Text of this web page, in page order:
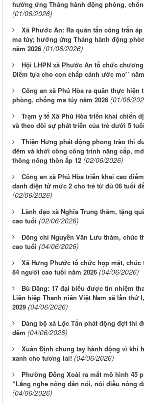
hưởng ứng Tháng hành động phòng,
(01/06/2026)
Xã Phước An: Ra quân tấn công trấn
ma túy; hưởng ứng Tháng hành động
năm 2026 (01/06/2026)
Hội LHPN xã Phước An tổ chức
Điểm tựa cho con chắp cánh ước mơ”
Công an xã Phú Hòa ra quân thực hiện
phòng, chống ma túy năm 2026 (01/06/
Trạm y tế Xã Phú Hòa triển khai chiến
và theo dõi sự phát triển của trẻ dưới 5 tuổi
Thiện Hưng phát động phong trào thi
đêm và khởi công công trình nâng cấp,
thông nông thôn ấp 12 (02/06/2026)
Công an xã Phú Hòa triển khai cao
danh điện tử mức 2 cho trẻ từ đủ 06 tuổi
(02/06/2026)
Lãnh đạo xã Nghĩa Trung thăm, tặng
cao tuổi (02/06/2026)
Đồng chí Nguyễn Văn Lưu thăm, chúc
cao tuổi (04/06/2026)
Xã Hưng Phước tổ chức họp mặt,
84 người cao tuổi năm 2026 (04/06/2026)
Bù Đăng: 17 đại biểu được tín nhiệm
Liên hiệp Thanh niên Việt Nam xã lần thứ
2029 (04/06/2026)
Đảng bộ xã Lộc Tấn phát động đợt thi
đêm (04/06/2026)
Xuân Định chung tay hành động vì khí
xanh cho tương lai! (04/06/2026)
Phường Đồng Xoài ra mắt mô hình 45
“Lắng nghe nông dân nói, nói điều nông
(04/06/2026)